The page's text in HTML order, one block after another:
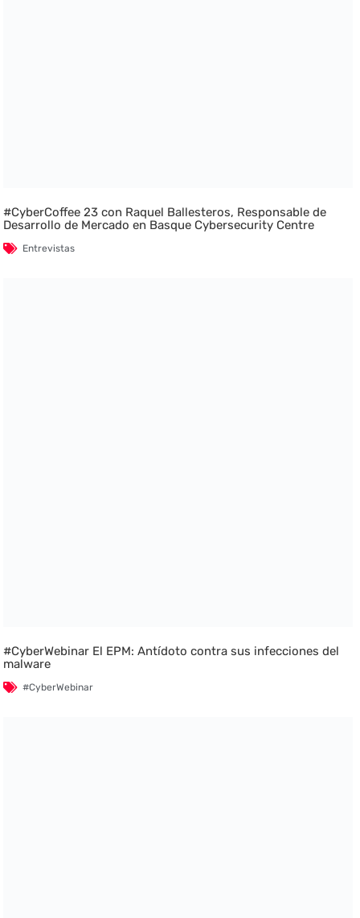
#CyberCoffee 23 con Raquel Ballesteros, Responsable de
Desarrollo de Mercado en Basque Cybersecurity Centre
Entrevistas
#CyberWebinar El EPM: Antídoto contra sus infecciones del
malware
#CyberWebinar